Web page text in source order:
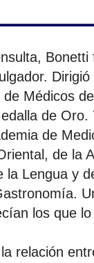
Bonetti
Dirigió
de Médicos
de Oro.
de
de la
la Lengua y
los que
relación